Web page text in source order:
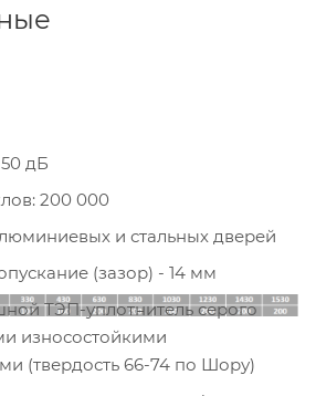
дБ
200 000
и стальных дверей
(зазор) - 14 мм
ТЭП-уплотнитель серого
износостойкими
(твердость 66-74 по Шору)